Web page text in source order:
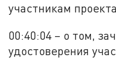
участникам
00:40:04 – о том,
удостоверения